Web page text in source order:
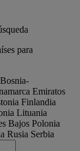
para
Bosnia-
Emiratos
Finlandia
Lituania
Bajos Polonia
Rusia Serbia